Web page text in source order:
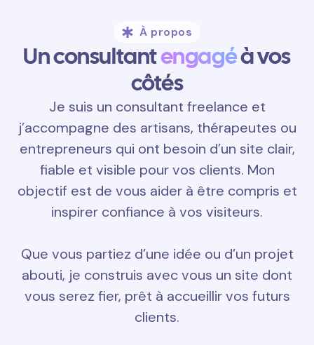
À propos
Un consultantengagéà vos
côtés
Je suis un consultant freelance et
j’accompagne des artisans, thérapeutes ou
entrepreneurs qui ont besoin d’un site clair,
fiable et visible pour vos clients. Mon
objectif est de vous aider à être compris et
inspirer confiance à vos visiteurs.
Que vous partiez d’une idée ou d’un projet
abouti, je construis avec vous un site dont
vous serez fier, prêt à accueillir vos futurs
clients.